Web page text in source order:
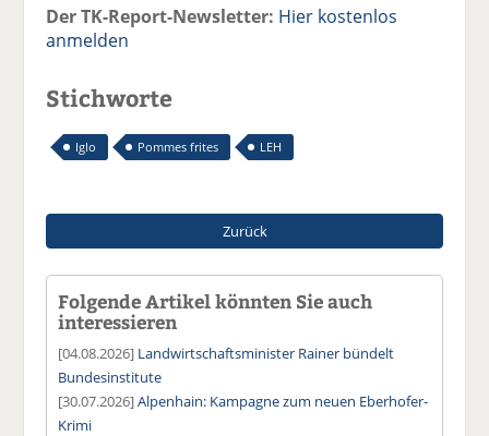
Der TK-Report-Newsletter: Hier kostenlos
anmelden
Stichworte
Iglo Pommes frites LEH
Zurück
Folgende Artikel könnten Sie auch
interessieren
[04.08.2026] Landwirtschaftsminister Rainer bündelt
Bundesinstitute
[30.07.2026]Alpenhain: Kampagne zum neuen Eberhofer-
Krimi